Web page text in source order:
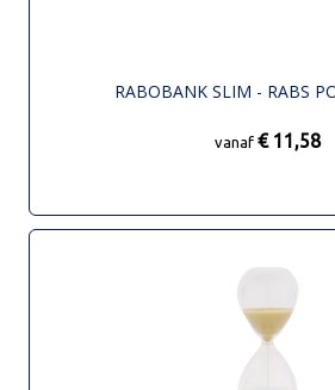
RABOBANK SLIM - RABS
vanaf € 11,58